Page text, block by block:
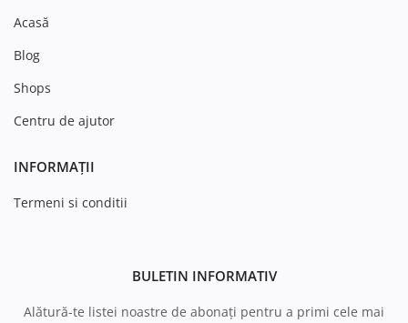
Acasă
Blog
Shops
Centru de ajutor
INFORMAȚII
Termeni si conditii
BULETIN INFORMATIV
Alătură-te listei noastre de abonați pentru a primi cele mai